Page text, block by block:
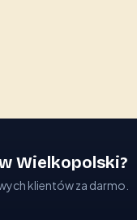
Wielkopolski?
klientów za darmo.